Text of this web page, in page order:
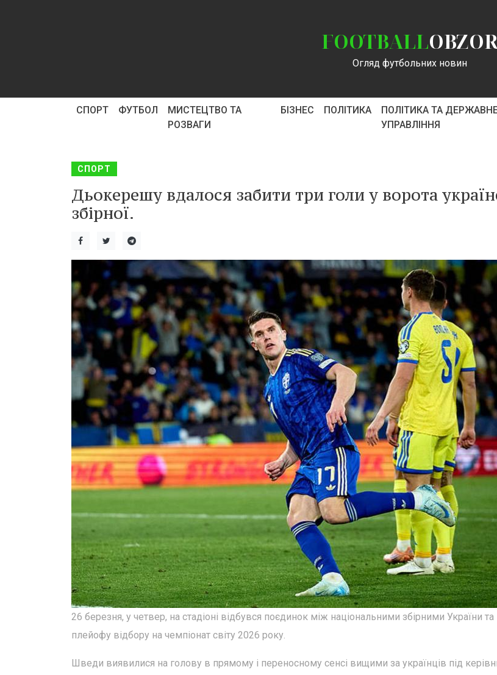
FOOTBALL
Огляд футбольних новин
СПОРТ ФУТБОЛ
МИСТЕЦТВО ТА
РОЗВАГИ
БІЗНЕС ПОЛІТИКА
ПОЛІТИКА ТА
УПРАВЛІННЯ
СПОРТ
Дьокерешу вдалося забити три голи у ворота
збірної.
26 березня, у четвер, на стадіоні відбувся поєдинок між національними збірними України
плейофу відбору на чемпіонат світу 2026 року.
Шведи виявилися на голову в прямому і переносному сенсі вищими за українців під